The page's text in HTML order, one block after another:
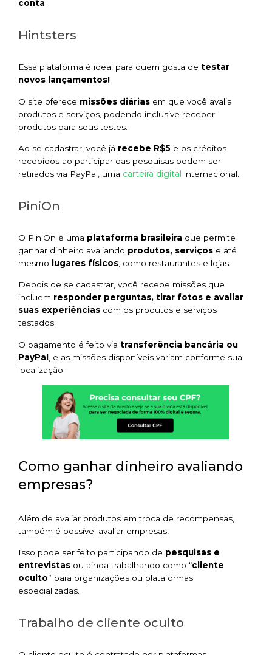
conta.
Hintsters
Essa plataforma é ideal para quem gosta de testar
novos lançamentos!
O site oferece missões diárias em que você avalia
produtos e serviços, podendo inclusive receber
produtos para seus testes.
Ao se cadastrar, você já recebe R$5 e os créditos
recebidos ao participar das pesquisas podem ser
retirados via PayPal, uma carteira digital internacional.
PiniOn
O PiniOn é uma plataforma brasileira que permite
ganhar dinheiro avaliando produtos, serviços e até
mesmo
lugares físicos , como restaurantes e lojas.
Depois de se cadastrar, você recebe missões que
incluem responder perguntas, tirar fotos e avaliar
suas experiências com os produtos e serviços
testados.
O pagamento é feito via transferência bancária ou
PayPal
, e as missões disponíveis variam conforme sua
localização.
Como ganhar dinheiro avaliando
empresas?
Além de avaliar produtos em troca de recompensas,
também é possível avaliar empresas!
Isso pode ser feito participando de pesquisas e
entrevistas ou ainda trabalhando como “cliente
oculto” para organizações ou plataformas
especializadas.
Trabalho de cliente oculto